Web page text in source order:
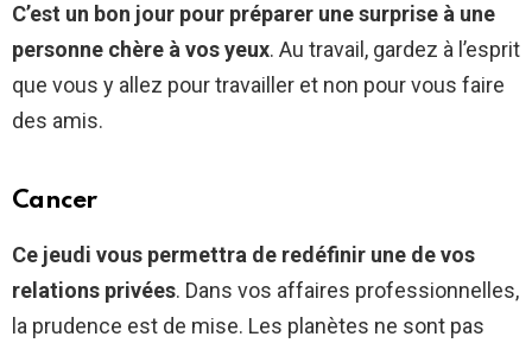
C’est un bon jour pour préparer une surprise à une
personne chère à vos yeux. Au travail, gardez à l’esprit
que vous y allez pour travailler et non pour vous faire
des amis.
Cancer
Ce jeudi vous permettra de redéfinir une de vos
relations privées. Dans vos affaires professionnelles,
la prudence est de mise. Les planètes ne sont pas